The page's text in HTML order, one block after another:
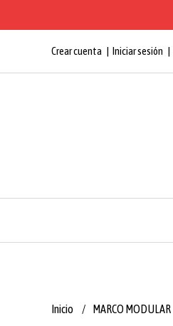
Crear cuenta Iniciar sesión
Inicio MARCO MODULAR